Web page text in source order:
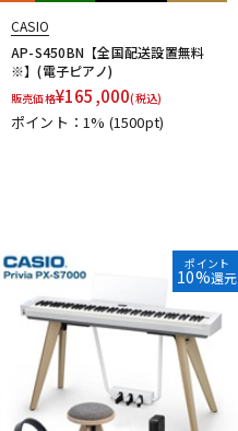
CASIO
AP-S450BN【全国配送設置無料
※】(電子ピアノ)
販売価格¥165,000(税込)
ポイント：1% (1500pt)
ポイント
10%還元